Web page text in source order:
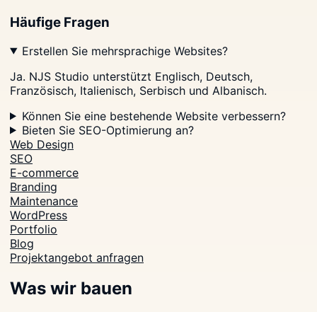
Häufige Fragen
Erstellen Sie mehrsprachige Websites?
Ja. NJS Studio unterstützt Englisch, Deutsch,
Französisch, Italienisch, Serbisch und Albanisch.
Können Sie eine bestehende Website verbessern?
Bieten Sie SEO-Optimierung an?
Web Design
SEO
E-commerce
Branding
Maintenance
WordPress
Portfolio
Blog
Projektangebot anfragen
Was wir bauen